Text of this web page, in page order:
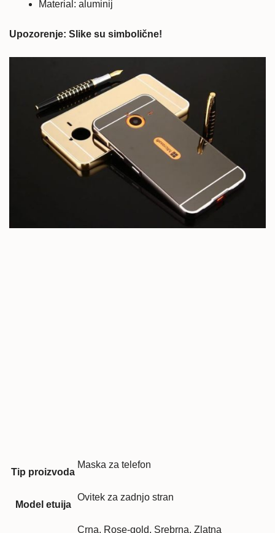
Material: aluminij
Upozorenje: Slike su simbolične!
Tip proizvoda
Maska za telefon
Model etuija
Ovitek za zadnjo stran
Crna, Rose-gold, Srebrna, Zlatna